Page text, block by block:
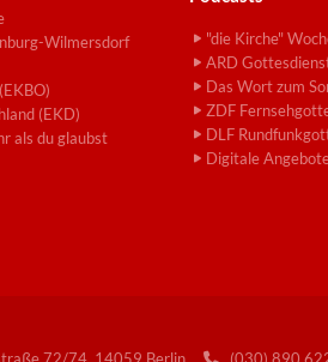
Wilmersdorf
(EKD)
als du glaubst
"die Kirche"
ARD
Das Wort zum
ZDF
DLF
Digitale
72/74, 14059 Berlin (030) 890